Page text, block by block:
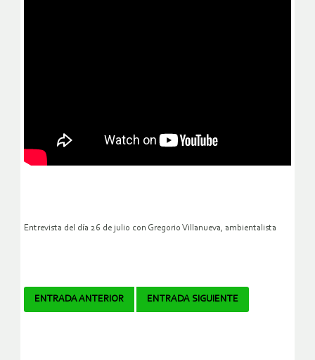
Entrevista del día 26 de julio con Gregorio Villanueva, ambientalista
Navegador
ENTRADA ANTERIOR ENTRADA SIGUIENTE